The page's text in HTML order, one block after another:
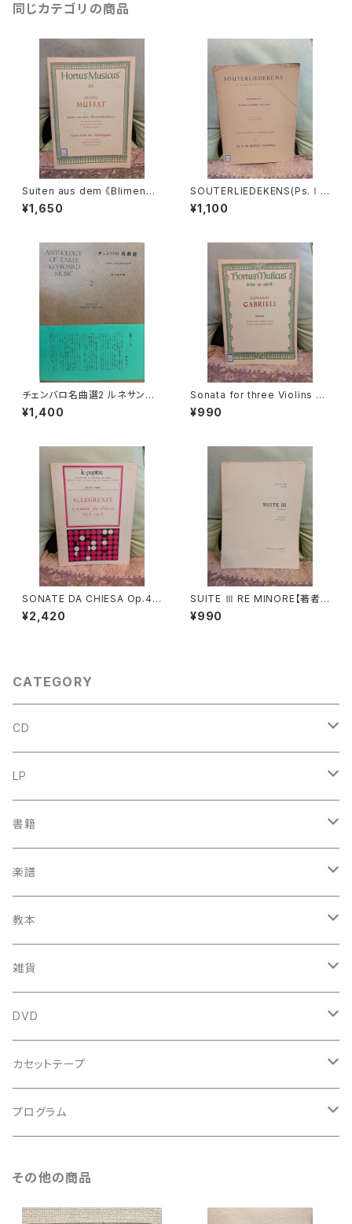
同じカテゴリの商品
Suiten aus dem 《Blimenbü
schlein》【著者：MUFFAT】出
版社：BÄRENREITER KASSEL
¥1,650
SOUTERLIEDEKENS(Ps.Ⅰ,
Ⅻ,XXXⅠ,XXXⅧ,XL,XLⅡ,L
Ⅲ,LXV)【著者：JACOBUS CL
¥1,100
チェンバロ名曲選2 ルネサンス
からロココまで【編集：野村満
男】出版：東京コレギウム 199
¥1,400
Sonata for three Violins an
d Basso continuo【著者：GA
BRIELI】出版社：BÄRENREITE
¥990
SONATE DA CHIESA Op.4 -
Op.8【著者：G.LEGRENZI】出
版社：HEUGEL& Cie 1968年
¥2,420
SUITE Ⅲ RE MINORE【著者：
DIEUPART】出版社：EDITION
MOECK 1966年
¥990
CATEGORY
CD
古楽
中古CD
鍋島元子関連CD
古楽以外
中古CD
LP
古楽
中古LP
鍋島元子関連LP
古楽以外
中古LP
書籍
古楽関係
中古本
新古本
古楽以外
中古本
中古本
楽譜
古楽関係
スコア
鍵盤用
古楽以外
スコア
教本
古楽関係
古楽以外
雑貨
トートバッグ
バロック
ルネサンス
DVD
古楽
古楽以外
カセットテープ
古楽
プログラム
古楽以外
その他の商品